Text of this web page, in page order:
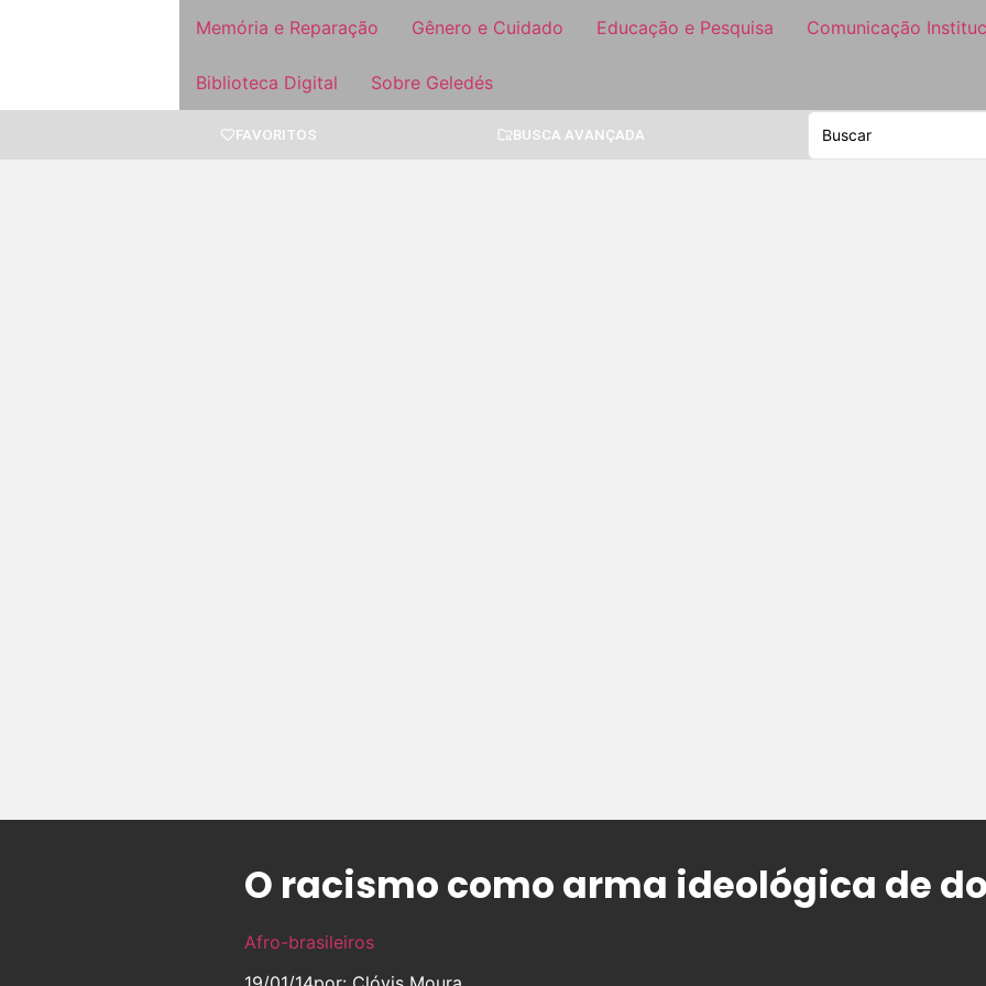
Memória e Reparação Gênero e Cuidado Educação e Pesquisa Comunicação
Biblioteca Digital Sobre Geledés
FAVORITOS BUSCA AVANÇADA
O racismo como arma ideológica de
Afro-brasileiros